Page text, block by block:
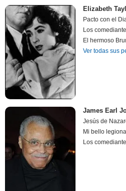
Elizabeth
Pacto con el
Los
El hermoso
Ver todas sus
James Earl
Jesús de
Mi bello
Los